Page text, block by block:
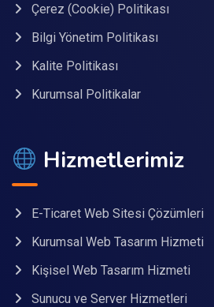
Çerez (Cookie) Politikası
Bilgi Yönetim Politikası
Kalite Politikası
Kurumsal Politikalar
Hizmetlerimiz
E-Ticaret Web Sitesi Çözümleri
Kurumsal Web Tasarım Hizmeti
Kişisel Web Tasarım Hizmeti
Sunucu ve Server Hizmetleri